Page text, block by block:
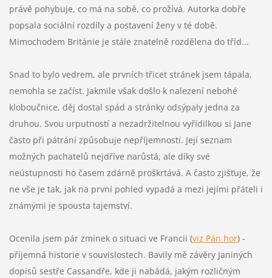
právě pohybuje, co má na sobě, co prožívá. Autorka dobře
popsala sociální rozdíly a postavení ženy v té době.
Mimochodem Británie je stále znatelně rozdělena do tříd...
Snad to bylo vedrem, ale prvních třicet stránek jsem tápala,
nemohla se začíst. Jakmile však došlo k nalezení nebohé
kloboučnice, děj dostal spád a stránky odsýpaly jedna za
druhou. Svou urputností a nezadržitelnou vyřídilkou si Jane
často při pátrání způsobuje nepříjemnosti. Její seznam
možných pachatelů nejdříve narůstá, ale díky své
neústupnosti ho časem zdárně proškrtává. A často zjišťuje, že
ne vše je tak, jak na první pohled vypadá a mezi jejími přáteli i
známými je spousta tajemství.
Ocenila jsem pár zmínek o situaci ve Francii (viz Pán hor) -
příjemná historie v souvislostech. Bavily mě závěry Janiných
dopisů sestře Cassandře, kde ji nabádá, jakým rozličným